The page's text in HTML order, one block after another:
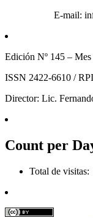
E-mail:
Edición Nº 145 –
ISSN 2422-6610 /
Director: Lic.
Count per
Total de visitas: